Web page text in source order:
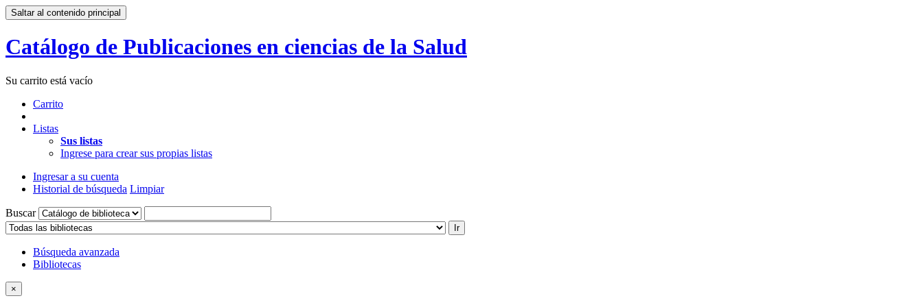
Saltar al contenido principal
Catálogo de Publicaciones en ciencias de la Salud
Su carrito está vacío
Carrito
Listas
Sus listas
Ingrese para crear sus propias listas
Ingresar a su cuenta
Historial de búsqueda Limpiar
Buscar
Ir
Búsqueda avanzada
Bibliotecas
×